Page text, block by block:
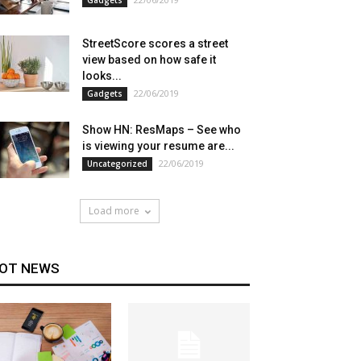
StreetScore scores a street
view based on how safe it
looks...
Gadgets 22/06/2019
Show HN: ResMaps – See who
is viewing your resume are...
Uncategorized 22/06/2019
Load more
NEWS